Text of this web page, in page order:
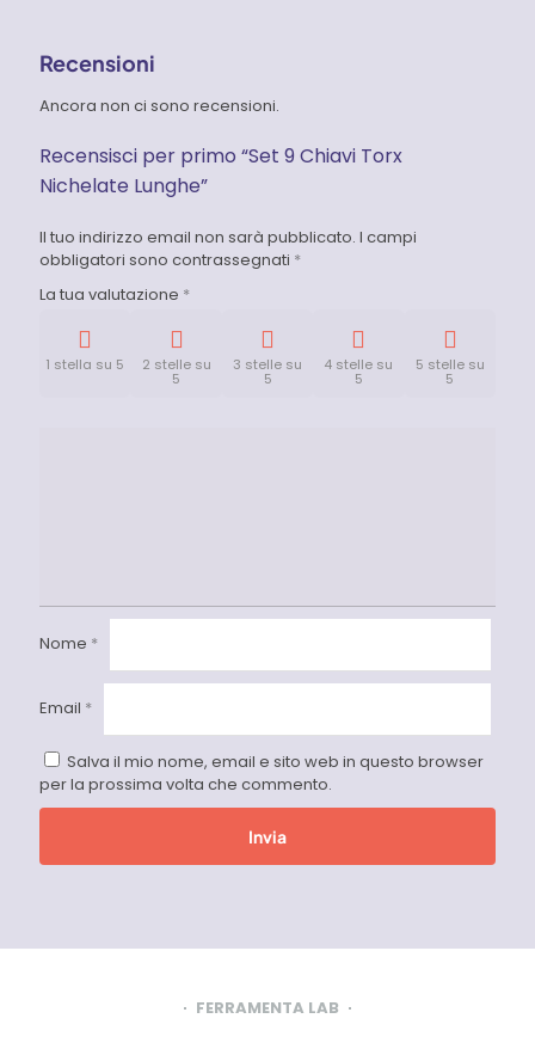
Recensioni
Ancora non ci sono recensioni.
Recensisci per primo “Set 9 Chiavi Torx
Nichelate Lunghe”
Il tuo indirizzo email non sarà pubblicato. I campi
obbligatori sono contrassegnati *
La tua valutazione *
1 stella su 5 2 stelle su
5
3 stelle su
5
4 stelle su
5
5 stelle su
5
Nome *
Email *
Salva il mio nome, email e sito web in questo browser
per la prossima volta che commento.
FERRAMENTA LAB